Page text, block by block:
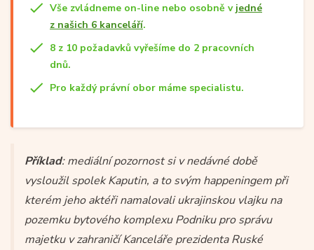
Vše zvládneme on-line nebo osobně v jedné
z našich 6 kanceláří.
8 z 10 požadavků vyřešíme do 2 pracovních
dnů.
Pro každý právní obor máme specialistu.
Příklad: mediální pozornost si v nedávné době
vysloužil spolek Kaputin, a to svým happeningem při
kterém jeho aktéři namalovali ukrajinskou vlajku na
pozemku bytového komplexuPodniku pro správu
majetku v zahraničí Kanceláře prezidenta Ruské